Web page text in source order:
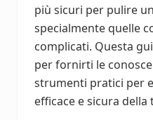
più sicuri per pulire
specialmente quelle
complicati. Questa
per fornirti le
strumenti pratici per
efficace e sicura